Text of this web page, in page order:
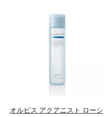
ナイト配合＝洗浄成分
軽なお手入れで賢いケアを。ライフ
スタイルになじむ、若々しい印象(*)
作りのサポートをします。* 肌にハ
リを与え若々しい印象
オルビス アクアニスト ローシ